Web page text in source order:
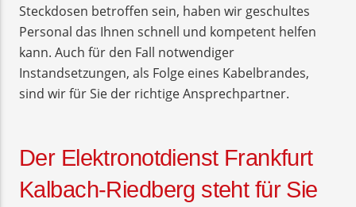
Steckdosen betroffen sein, haben wir geschultes
Personal das Ihnen schnell und kompetent helfen
kann. Auch für den Fall notwendiger
Instandsetzungen, als Folge eines Kabelbrandes,
sind wir für Sie der richtige Ansprechpartner.
Der Elektronotdienst Frankfurt
Kalbach-Riedberg steht für Sie